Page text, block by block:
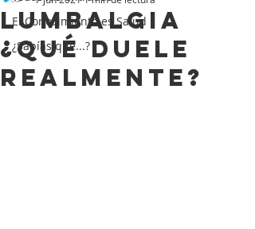
El Conocimiento es Salud
¿Sabías que...?
Lumbalgia
¿Qué duele
realmente?